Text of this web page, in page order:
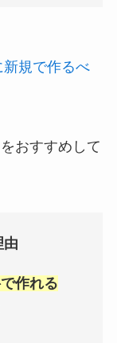
規で作るべ
をおすすめして
由
作れる